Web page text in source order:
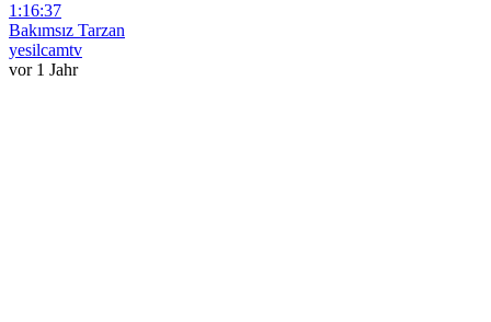
1:16:37
Bakımsız Tarzan
yesilcamtv
vor 1 Jahr